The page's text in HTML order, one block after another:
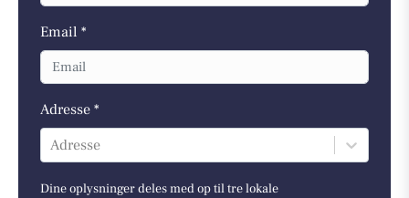
Email *
Adresse *
Adresse
Dine oplysninger deles med op til tre lokale